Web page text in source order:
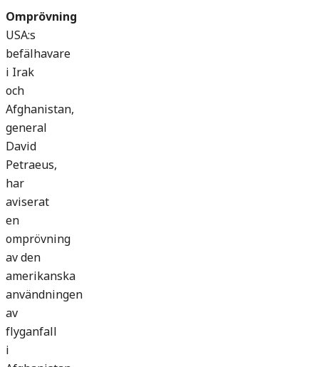
Omprövning
USA:s
befälhavare
i Irak
och
Afghanistan,
general
David
Petraeus,
har
aviserat
en
omprövning
av den
amerikanska
användningen
av
flyganfall
i